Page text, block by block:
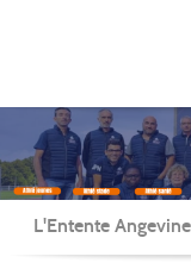
L'Entente